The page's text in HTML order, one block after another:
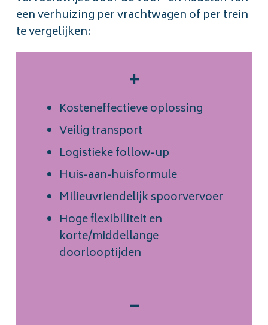
een verhuizing per vrachtwagen of per trein
te vergelijken:
+
Kosteneffectieve oplossing
Veilig transport
Logistieke follow-up
Huis-aan-huisformule
Milieuvriendelijk spoorvervoer
Hoge flexibiliteit en
korte/middellange
doorlooptijden
–